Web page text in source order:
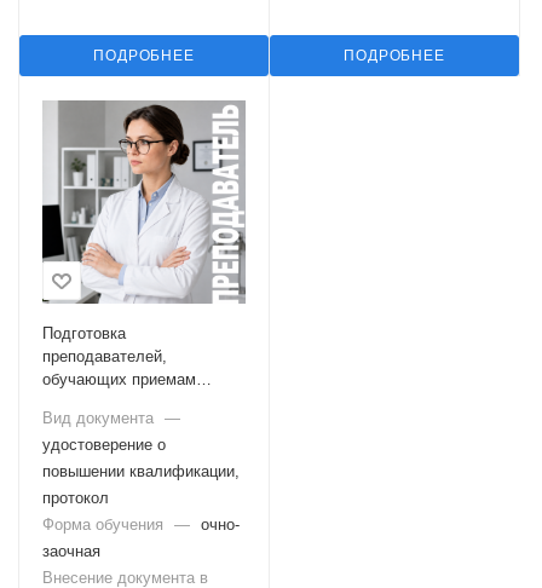
ПОДРОБНЕЕ ПОДРОБНЕЕ
Подготовка
преподавателей,
обучающих приемам
Вид документа —
удостоверение о
повышении квалификации,
протокол
Форма обучения
— очно-
заочная
Внесение документа в